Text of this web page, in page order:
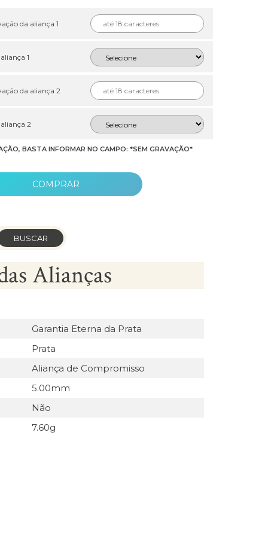
da aliança 1
da aliança 2
1
2
BASTA INFORMAR NO CAMPO: *SEM GRAVAÇÃO*
COMPRAR
BUSCAR
Alianças
Garantia Eterna da Prata
Prata
Aliança de Compromisso
5.00mm
Não
7.60g